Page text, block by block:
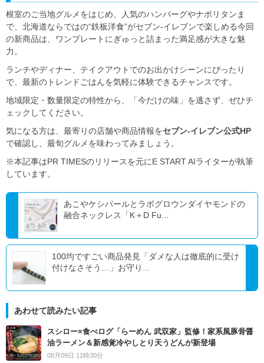
根室のご当地グルメをはじめ、人気のハンバーグやナポリタンま
で、北海道ならではの“鉄板洋食”がセブン‐イレブンで楽しめる今回
の新商品は、ワンプレートにぎゅっと詰まった満足感が大きな魅
力。
ランチやディナー、テイクアウトでのお出かけシーンにぴったり
で、最新のトレンドごはんを気軽に体験できるチャンスです。
地域限定・数量限定の特性から、「今だけの味」を逃さず、ぜひチ
ェックしてください。
気になる方は、最寄りの店舗や商品情報をセブン‐イレブン公式HP
で確認し、最旬グルメを味わってみましょう。
※本記事はPR TIMESのリリースを元にE START AIライターが執筆
しています。
あこやケシパールとラボグロウンダイヤモンドの
融合ネックレス「K＋D Fu...
100均ですごい商品発見「ダメな人は徹底的に受け
付けなさそう…」お守り...
あわせて読みたい記事
スシロー×食べログ「らーめん 武双家」監修！家系風豚骨醤
油ラーメン＆新感覚冷やしとり天うどんが新登場
08月09日 11時30分